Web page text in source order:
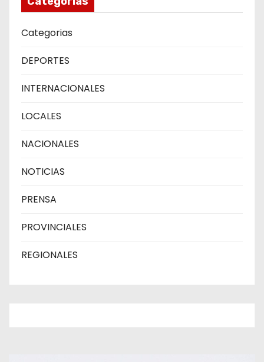
Categorias
DEPORTES
INTERNACIONALES
LOCALES
NACIONALES
NOTICIAS
PRENSA
PROVINCIALES
REGIONALES